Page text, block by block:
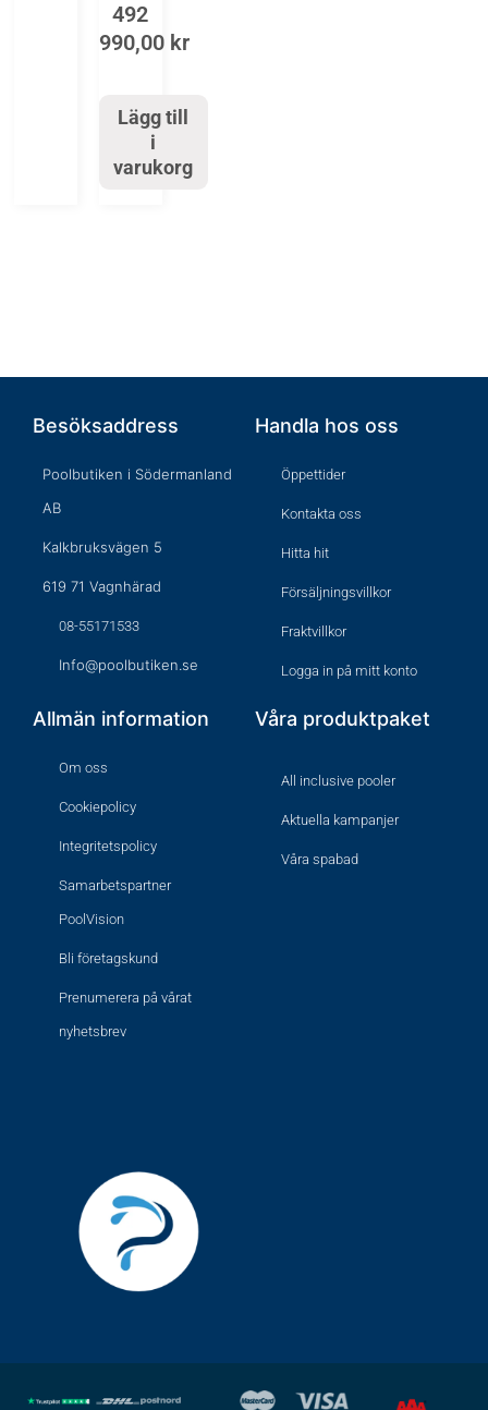
492
990,00 kr
Lägg till
i
varukorg
Besöksaddress
Poolbutiken i Södermanland
AB
Kalkbruksvägen 5
619 71 Vagnhärad
08-55171533
Info@poolbutiken.se
Handla hos oss
Öppettider
Kontakta oss
Hitta hit
Försäljningsvillkor
Fraktvillkor
Logga in på mitt konto
Allmän information
Om oss
Cookiepolicy
Integritetspolicy
Samarbetspartner
PoolVision
Bli företagskund
Prenumerera på vårat
nyhetsbrev
Våra produktpaket
All inclusive pooler
Aktuella kampanjer
Våra spabad